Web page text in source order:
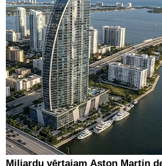
Miljardu vērtajam Aston Martin